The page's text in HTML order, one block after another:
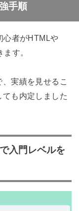
手順
心者がHTMLや
す。
実績を見せるこ
も内定しました
入門レベルを